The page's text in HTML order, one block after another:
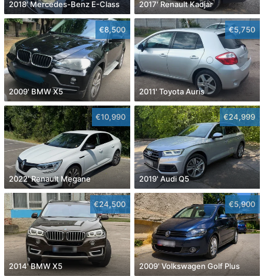
2018' Mercedes-Benz E-Class 2017' Renault Kadjar
€8,500
2009' BMW X5
€5,750
2011' Toyota Auris
€10,990
2022' Renault Megane
€24,999
2019' Audi Q5
€24,500
2014' BMW X5
€5,900
2009' Volkswagen Golf Plus